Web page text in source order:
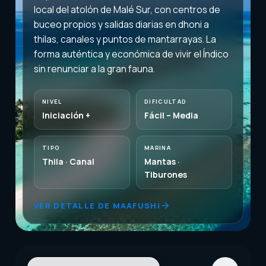
local del atolón de Malé Sur, con centros de
buceo propios y salidas diarias en dhoni a
thilas, canales y puntos de mantarrayas. La
forma auténtica y económica de vivir el Índico
sin renunciar a la gran fauna.
NIVEL
Iniciación +
DIFICULTAD
Fácil – Media
TIPO
Thila · Canal
MARINA
Mantas ·
Tiburones
VER DETALLE DE MAAFUSHI